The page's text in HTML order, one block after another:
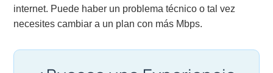
internet. Puede haber un problema técnico o tal vez
necesites cambiar a un plan con más Mbps.